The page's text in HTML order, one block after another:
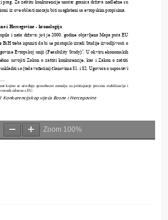
Zoom 100%